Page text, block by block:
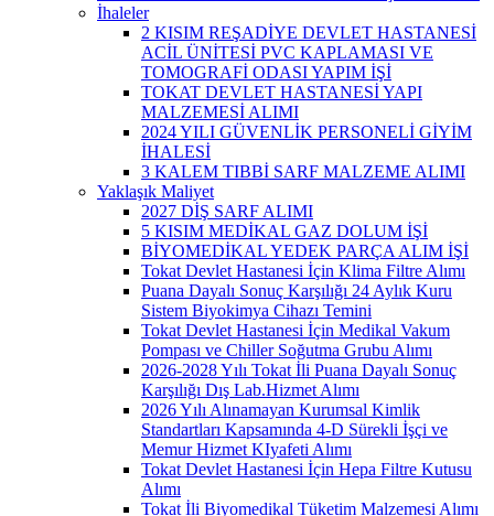
İhaleler
2 KISIM REŞADİYE DEVLET HASTANESİ
ACİL ÜNİTESİ PVC KAPLAMASI VE
TOMOGRAFİ ODASI YAPIM İŞİ
TOKAT DEVLET HASTANESİ YAPI
MALZEMESİ ALIMI
2024 YILI GÜVENLİK PERSONELİ GİYİM
İHALESİ
3 KALEM TIBBİ SARF MALZEME ALIMI
Yaklaşık Maliyet
2027 DİŞ SARF ALIMI
5 KISIM MEDİKAL GAZ DOLUM İŞİ
BİYOMEDİKAL YEDEK PARÇA ALIM İŞİ
Tokat Devlet Hastanesi İçin Klima Filtre Alımı
Puana Dayalı Sonuç Karşılığı 24 Aylık Kuru
Sistem Biyokimya Cihazı Temini
Tokat Devlet Hastanesi İçin Medikal Vakum
Pompası ve Chiller Soğutma Grubu Alımı
2026-2028 Yılı Tokat İli Puana Dayalı Sonuç
Karşılığı Dış Lab.Hizmet Alımı
2026 Yılı Alınamayan Kurumsal Kimlik
Standartları Kapsamında 4-D Sürekli İşçi ve
Memur Hizmet KIyafeti Alımı
Tokat Devlet Hastanesi İçin Hepa Filtre Kutusu
Alımı
Tokat İli Biyomedikal Tüketim Malzemesi Alımı